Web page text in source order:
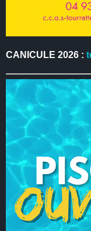
CANICULE 2026 :